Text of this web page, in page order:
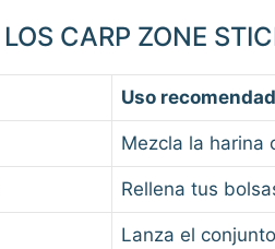
CARP ZONE
Uso
Mezcla la harina
Rellena tus
Lanza el